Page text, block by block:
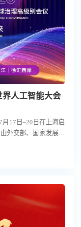
界人工智能大会
月17日–20日在上海启
外交部、国家发展改
海市人民政府共同主